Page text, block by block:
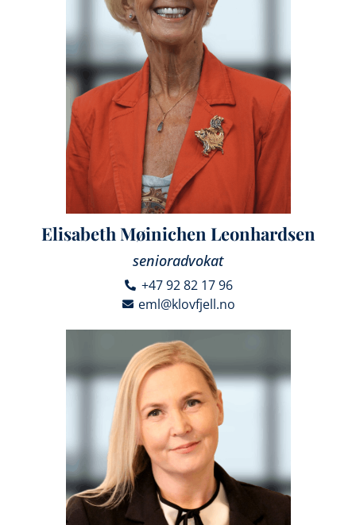
Elisabeth Møinichen Leonhardsen
senioradvokat
+47 92 82 17 96
eml@klovfjell.no